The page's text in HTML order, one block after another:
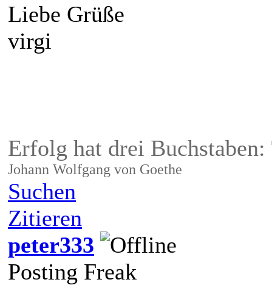
Liebe Grüße
virgi
Erfolg hat drei Buchstaben:
Johann Wolfgang von Goethe
Suchen
Zitieren
peter333
Posting Freak